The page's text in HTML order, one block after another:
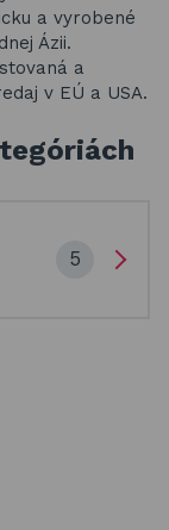
a vyrobené
Ázii.
a
v EÚ a USA.
5